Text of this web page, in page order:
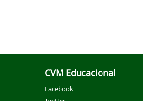
CVM Educacional
Facebook